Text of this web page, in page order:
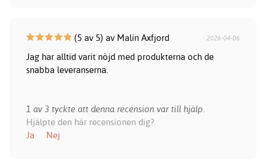
(5 av 5) av Malin Axfjord 2026-04-06
Jag har alltid varit nöjd med produkterna och de
snabba leveranserna.
1 av 3 tyckte att denna recension var till hjälp.
Hjälpte den här recensionen dig?
Ja
Nej